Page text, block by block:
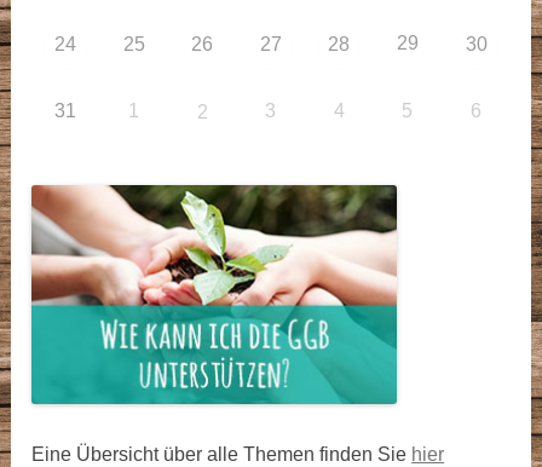
24 25 26 27 28 29 30
31 1 2 3 4 5 6
Eine Übersicht über alle Themen finden Sie hier